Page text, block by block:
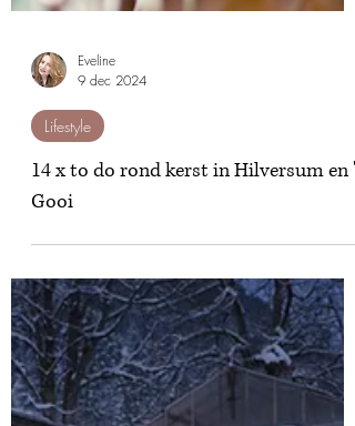
Eveline
9 dec 2024
Lifestyle
14 x to do rond kerst in Hilversum en 't
Gooi